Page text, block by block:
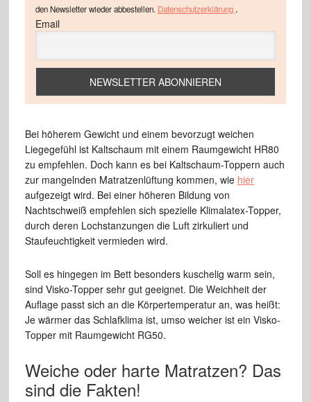
den Newsletter wieder abbestellen. Datenschutzerklärung .
Email
Bei höherem Gewicht und einem bevorzugt weichen
Liegegefühl ist Kaltschaum mit einem Raumgewicht HR80
zu empfehlen. Doch kann es bei Kaltschaum-Toppern auch
zur mangelnden Matratzenlüftung kommen, wie hier
aufgezeigt wird. Bei einer höheren Bildung von
Nachtschweiß empfehlen sich spezielle Klimalatex-Topper,
durch deren Lochstanzungen die Luft zirkuliert und
Staufeuchtigkeit vermieden wird.
Soll es hingegen im Bett besonders kuschelig warm sein,
sind Visko-Topper sehr gut geeignet. Die Weichheit der
Auflage passt sich an die Körpertemperatur an, was heißt:
Je wärmer das Schlafklima ist, umso weicher ist ein Visko-
Topper mit Raumgewicht RG50.
Weiche oder harte Matratzen? Das
sind die Fakten!